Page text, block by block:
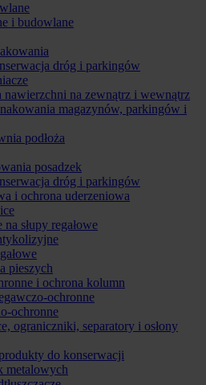
i budowlane
dróg i parkingów
nawierzchni na zewnątrz i wewnątrz
magazynów, parkingów i
podłoża
posadzek
dróg i parkingów
i ochrona uderzeniowa
słupy regałowe
pieszych
i ochrona kolumn
ochronne
ochronne
ograniczniki, separatory i osłony
do konserwacji
metalowych